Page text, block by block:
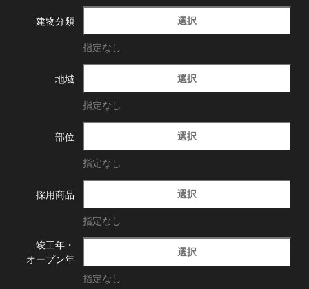
建物分類 選択
指定なし
地域 選択
指定なし
部位 選択
指定なし
採用商品 選択
指定なし
竣工年・
オープン年
選択
指定なし